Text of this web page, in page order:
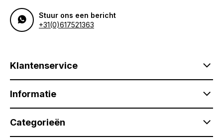
Stuur ons een bericht
+31(0)617521363
Klantenservice
Informatie
Categorieën